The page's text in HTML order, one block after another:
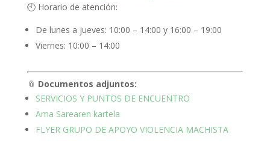
🕙 Horario de atención:
De lunes a jueves: 10:00 – 14:00 y 16:00 – 19:00
Viernes: 10:00 – 14:00
📎 Documentos adjuntos:
SERVICIOS Y PUNTOS DE ENCUENTRO
Ama Sarearen kartela
FLYER GRUPO DE APOYO VIOLENCIA MACHISTA